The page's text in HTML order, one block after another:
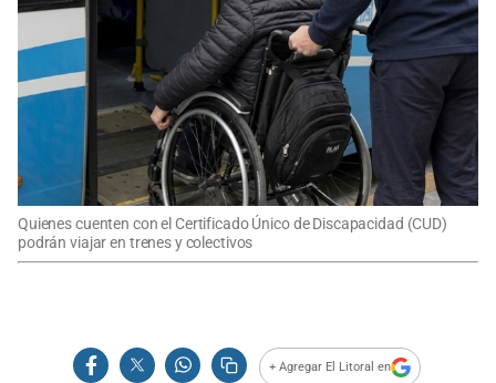
Quienes cuenten con el Certificado Único de Discapacidad (CUD)
podrán viajar en trenes y colectivos
+ Agregar El Litoral en